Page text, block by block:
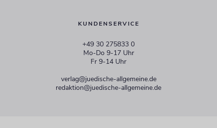
KUNDENSERVICE
+49 30 275833 0
Mo-Do 9-17 Uhr
Fr 9-14 Uhr
verlag@juedische-allgemeine.de
redaktion@juedische-allgemeine.de